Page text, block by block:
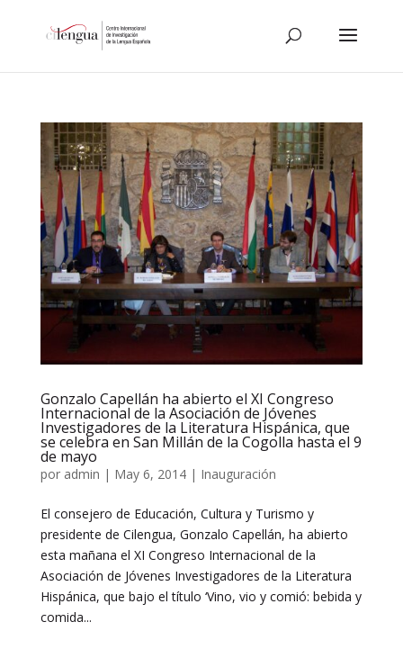
Gonzalo Capellán ha abierto el XI Congreso
Internacional de la Asociación de Jóvenes
Investigadores de la Literatura Hispánica, que
se celebra en San Millán de la Cogolla hasta el 9
de mayo
por admin | May 6, 2014| Inauguración
El consejero de Educación, Cultura y Turismo y
presidente de Cilengua, Gonzalo Capellán, ha abierto
esta mañana el XI Congreso Internacional de la
Asociación de Jóvenes Investigadores de la Literatura
Hispánica, que bajo el título ‘Vino, vio y comió: bebida y
comida...